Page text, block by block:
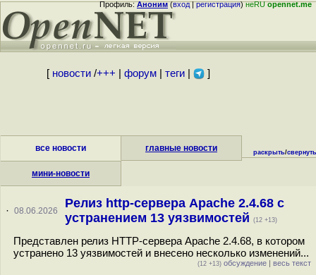
Профиль:Аноним(вход|регистрация)неRUopennet.me
[ новости/+++ форум| теги| ]
все новости главные новости
мини-новости
раскрыть/свернуть
· 08.06.2026
Релиз http-сервера Apache 2.4.68 с
устранением 13 уязвимостей (12 +13)
Представлен релиз HTTP-сервера Apache 2.4.68, в котором
устранено 13 уязвимостей и внесено несколько изменений...
(12 +13) обсуждение | весь текст